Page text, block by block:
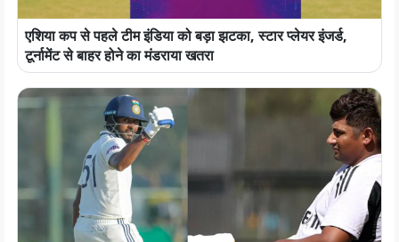
एशिया कप से पहले टीम इंडिया को बड़ा झटका, स्टार प्लेयर इंजर्ड,
टूर्नामेंट से बाहर होने का मंडराया खतरा